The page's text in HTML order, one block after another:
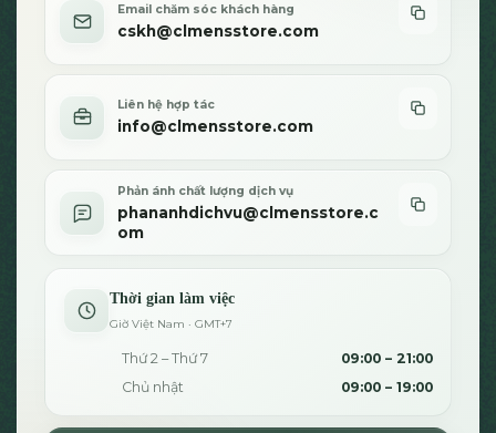
Email chăm sóc khách hàng
cskh@clmensstore.com
Liên hệ hợp tác
info@clmensstore.com
Phản ánh chất lượng dịch vụ
phananhdichvu@clmensstore.c
om
Thời gian làm việc
Giờ Việt Nam · GMT+7
Thứ 2 – Thứ 7
09:00 – 21:00
Chủ nhật
09:00 – 19:00